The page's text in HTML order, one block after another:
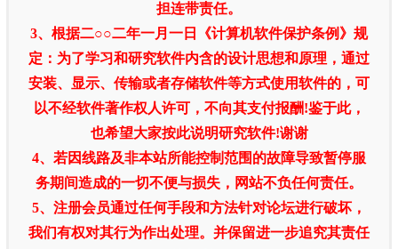
担连带责任。
3、根据二○○二年一月一日《计算机软件保护条例》规
定：为了学习和研究软件内含的设计思想和原理，通过
安装、显示、传输或者存储软件等方式使用软件的，可
以不经软件著作权人许可，不向其支付报酬!鉴于此，
也希望大家按此说明研究软件!谢谢
4、若因线路及非本站所能控制范围的故障导致暂停服
务期间造成的一切不便与损失，网站不负任何责任。
5、注册会员通过任何手段和方法针对论坛进行破坏，
我们有权对其行为作出处理。并保留进一步追究其责任